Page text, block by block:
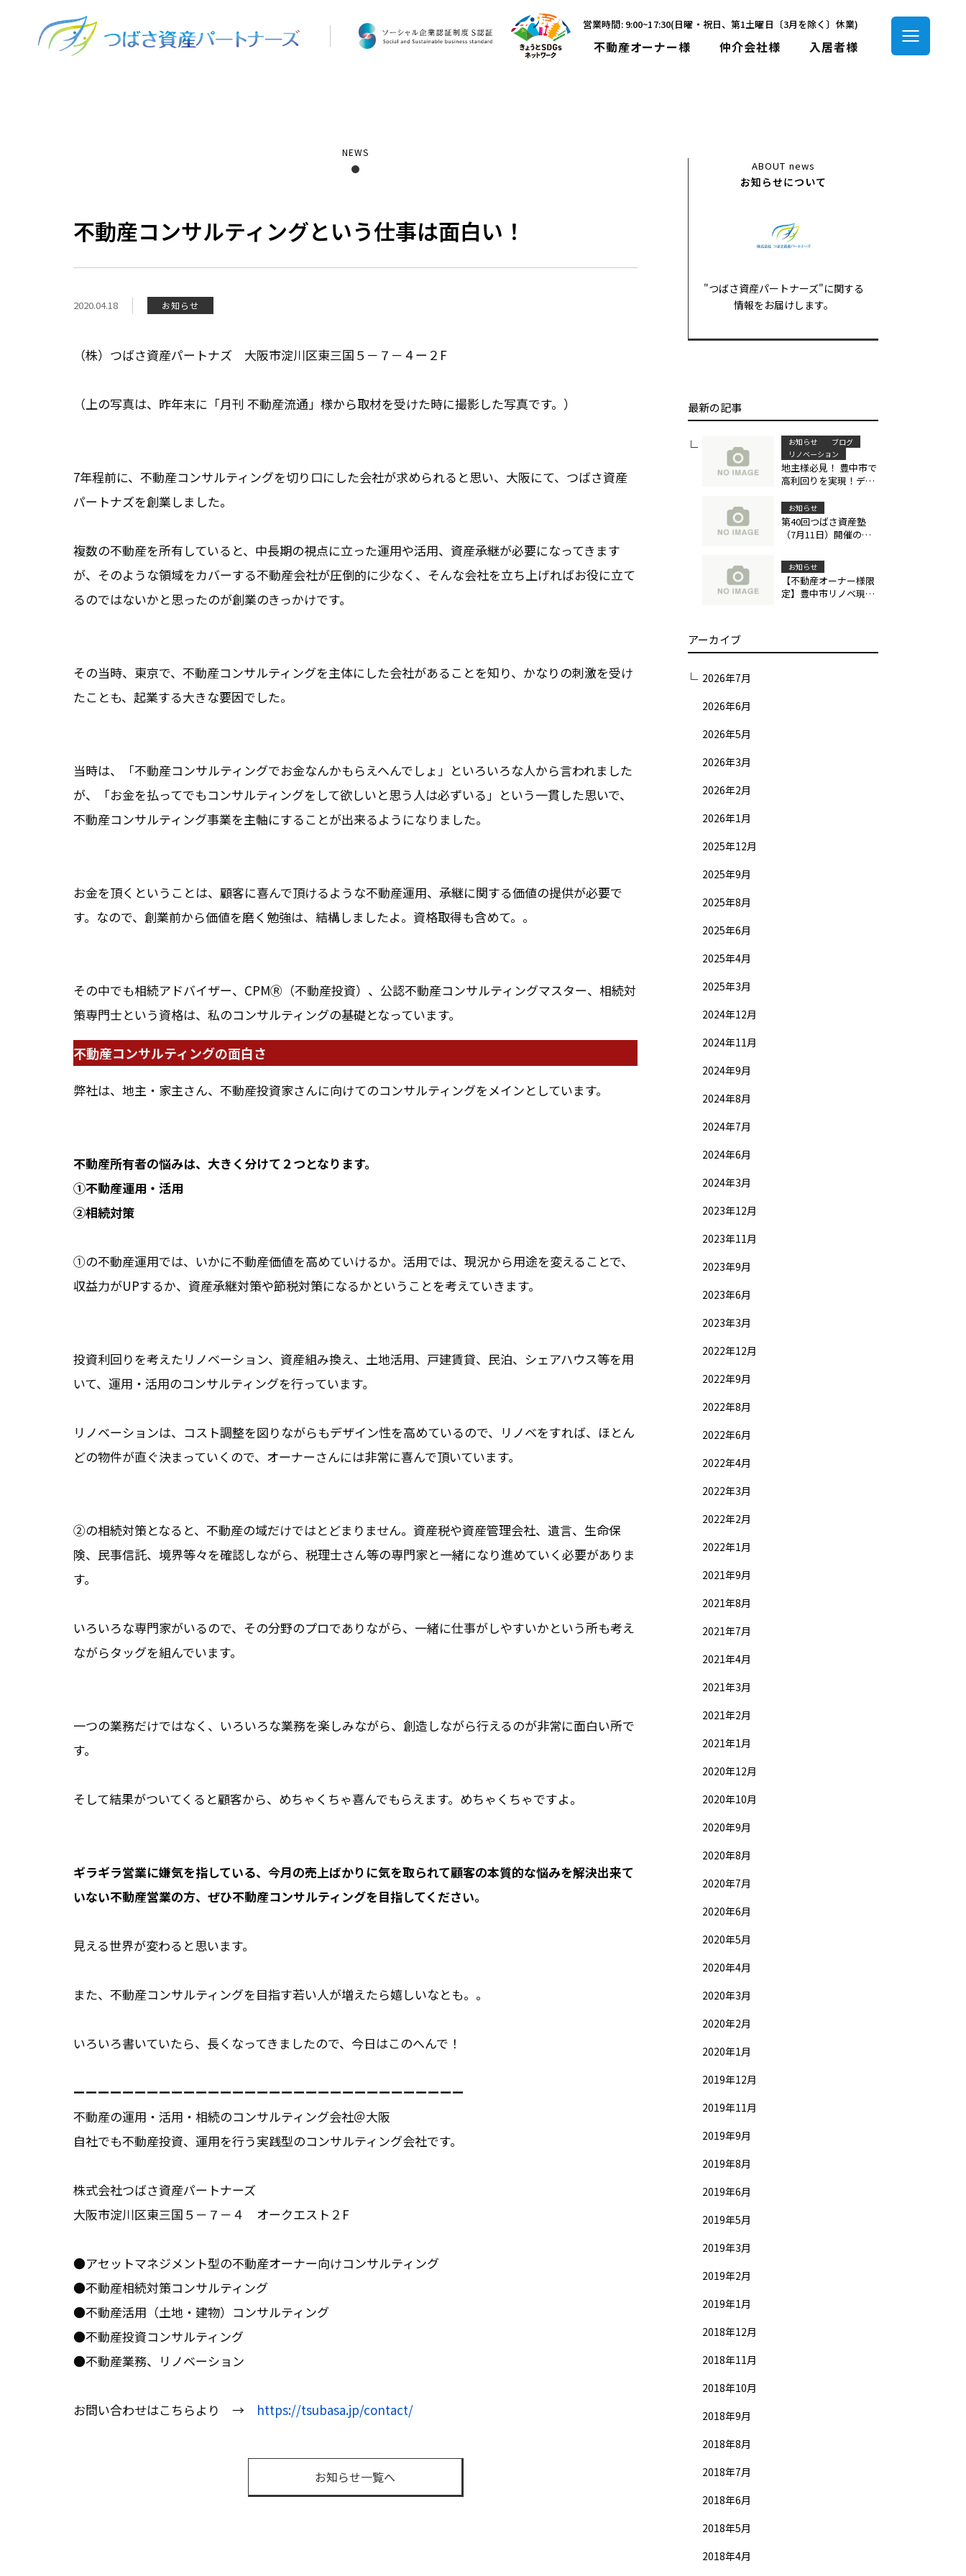
営業時間: 9:00~17:30(日曜・祝日、第1土曜日〔3月を除く〕休業)
不動産オーナー様 仲介会社様 入居者様
不動産コンサルティングという仕事は面白い！
NEWS
2020.04.18 お知らせ
（株）つばさ資産パートナズ 大阪市淀川区東三国５－７－４ー２F
（上の写真は、昨年末に「月刊 不動産流通」様から取材を受けた時に撮影した写真です。）
7年程前に、不動産コンサルティングを切り口にした会社が求められると思い、大阪にて、つばさ資産
パートナズを創業しました。
複数の不動産を所有していると、中長期の視点に立った運用や活用、資産承継が必要になってきます
が、そのような領域をカバーする不動産会社が圧倒的に少なく、そんな会社を立ち上げればお役に立て
るのではないかと思ったのが創業のきっかけです。
その当時、東京で、不動産コンサルティングを主体にした会社があることを知り、かなりの刺激を受け
たことも、起業する大きな要因でした。
当時は、「不動産コンサルティングでお金なんかもらえへんでしょ」といろいろな人から言われました
が、「お金を払ってでもコンサルティングをして欲しいと思う人は必ずいる」という一貫した思いで、
不動産コンサルティング事業を主軸にすることが出来るようになりました。
お金を頂くということは、顧客に喜んで頂けるような不動産運用、承継に関する価値の提供が必要で
す。なので、創業前から価値を磨く勉強は、結構しましたよ。資格取得も含めて。。
その中でも相続アドバイザー、CPMⓇ（不動産投資）、公認不動産コンサルティングマスター、相続対
策専門士という資格は、私のコンサルティングの基礎となっています。
不動産コンサルティングの面白さ
弊社は、地主・家主さん、不動産投資家さんに向けてのコンサルティングをメインとしています。
不動産所有者の悩みは、大きく分けて２つとなります。
①不動産運用・活用
②相続対策
①の不動産運用では、いかに不動産価値を高めていけるか。活用では、現況から用途を変えることで、
収益力がUPするか、資産承継対策や節税対策になるかということを考えていきます。
投資利回りを考えたリノベーション、資産組み換え、土地活用、戸建賃貸、民泊、シェアハウス等を用
いて、運用・活用のコンサルティングを行っています。
リノベーションは、コスト調整を図りながらもデザイン性を高めているので、リノベをすれば、ほとん
どの物件が直ぐ決まっていくので、オーナーさんには非常に喜んで頂いています。
②の相続対策となると、不動産の域だけではとどまりません。資産税や資産管理会社、遺言、生命保
険、民事信託、境界等々を確認しながら、税理士さん等の専門家と一緒になり進めていく必要がありま
す。
いろいろな専門家がいるので、その分野のプロでありながら、一緒に仕事がしやすいかという所も考え
ながらタッグを組んでいます。
一つの業務だけではなく、いろいろな業務を楽しみながら、創造しながら行えるのが非常に面白い所で
す。
そして結果がついてくると顧客から、めちゃくちゃ喜んでもらえます。めちゃくちゃですよ。
ギラギラ営業に嫌気を指している、今月の売上ばかりに気を取られて顧客の本質的な悩みを解決出来て
いない不動産営業の方、ぜひ不動産コンサルティングを目指してください。
見える世界が変わると思います。
また、不動産コンサルティングを目指す若い人が増えたら嬉しいなとも。。
いろいろ書いていたら、長くなってきましたので、今日はこのへんで！
ーーーーーーーーーーーーーーーーーーーーーーーーーーーーーーーー
不動産の運用・活用・相続のコンサルティング会社＠大阪
自社でも不動産投資、運用を行う実践型のコンサルティング会社です。
株式会社つばさ資産パートナーズ
大阪市淀川区東三国５－７－４ オークエスト２F
●アセットマネジメント型の不動産オーナー向けコンサルティング
●不動産相続対策コンサルティング
●不動産活用（土地・建物）コンサルティング
●不動産投資コンサルティング
●不動産業務、リノベーション
お問い合わせはこちらより → https://tsubasa.jp/contact/
お知らせ一覧へ
ABOUT news
お知らせについて
"つばさ資産パートナーズ"に関する
情報をお届けします。
最新の記事
お知らせ
ブログ
リノベーション
地主様必見！ 豊中市で
高利回りを実現！デザ
「Felice（フェリ
ス）」による土地活用
成功事例
お知らせ
第40回つばさ資産塾
（7月11日）開催のお
お知らせ
【不動産オーナー様限
定】豊中市リノベ現地
アーカイブ
2026年7月
2026年6月
2026年5月
2026年3月
2026年2月
2026年1月
2025年12月
2025年9月
2025年8月
2025年6月
2025年4月
2025年3月
2024年12月
2024年11月
2024年9月
2024年8月
2024年7月
2024年6月
2024年3月
2023年12月
2023年11月
2023年9月
2023年6月
2023年3月
2022年12月
2022年9月
2022年8月
2022年6月
2022年4月
2022年3月
2022年2月
2022年1月
2021年9月
2021年8月
2021年7月
2021年4月
2021年3月
2021年2月
2021年1月
2020年12月
2020年10月
2020年9月
2020年8月
2020年7月
2020年6月
2020年5月
2020年4月
2020年3月
2020年2月
2020年1月
2019年12月
2019年11月
2019年9月
2019年8月
2019年6月
2019年5月
2019年3月
2019年2月
2019年1月
2018年12月
2018年11月
2018年10月
2018年9月
2018年8月
2018年7月
2018年6月
2018年5月
2018年4月